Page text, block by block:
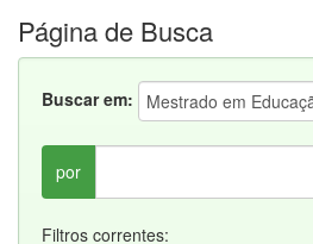
Página de Busca
Buscar em:
por
Filtros correntes: